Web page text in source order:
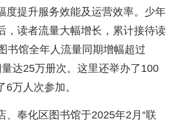
度提升服务效能及运营效率。少年
，读者流量大幅增长，累计接待读
书馆全年人流量同期增幅超过
达25万册次。这里还举办了100
万人次参加。
、奉化区图书馆于2025年2月“联